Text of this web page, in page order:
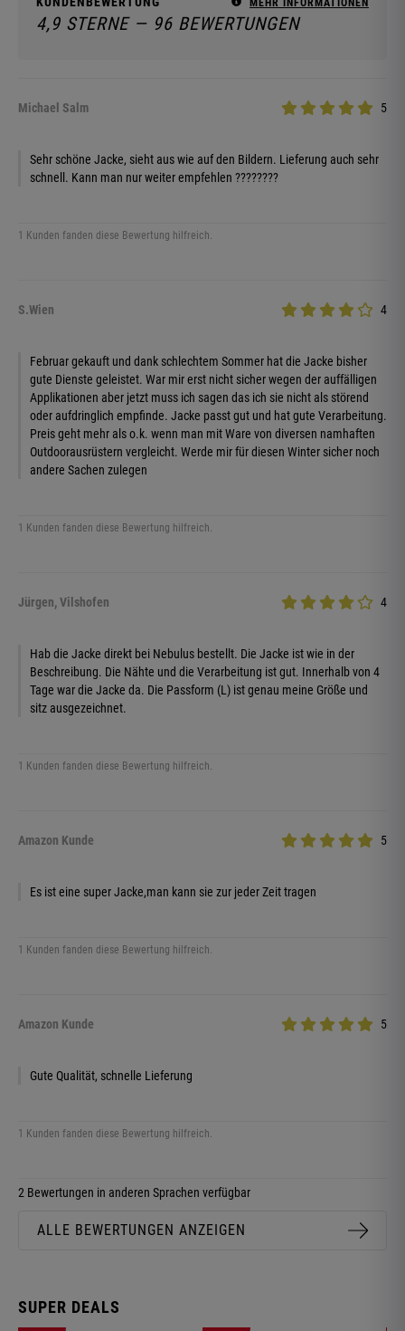
MEHR INFORMATIONEN
4,9 STERNE — 96 BEWERTUNGEN
Michael Salm 5
Sehr schöne Jacke, sieht aus wie auf den Bildern. Lieferung auch sehr
schnell. Kann man nur weiter empfehlen ????????
1 Kunden fanden diese Bewertung hilfreich.
S.Wien 4
Februar gekauft und dank schlechtem Sommer hat die Jacke bisher
gute Dienste geleistet. War mir erst nicht sicher wegen der auffälligen
Applikationen aber jetzt muss ich sagen das ich sie nicht als störend
oder aufdringlich empfinde. Jacke passt gut und hat gute Verarbeitung.
Preis geht mehr als o.k. wenn man mit Ware von diversen namhaften
Outdoorausrüstern vergleicht. Werde mir für diesen Winter sicher noch
andere Sachen zulegen
1 Kunden fanden diese Bewertung hilfreich.
Jürgen, Vilshofen 4
Hab die Jacke direkt bei Nebulus bestellt. Die Jacke ist wie in der
Beschreibung. Die Nähte und die Verarbeitung ist gut. Innerhalb von 4
Tage war die Jacke da. Die Passform (L) ist genau meine Größe und
sitz ausgezeichnet.
1 Kunden fanden diese Bewertung hilfreich.
Amazon Kunde 5
Es ist eine super Jacke,man kann sie zur jeder Zeit tragen
1 Kunden fanden diese Bewertung hilfreich.
Amazon Kunde 5
Gute Qualität, schnelle Lieferung
1 Kunden fanden diese Bewertung hilfreich.
2 Bewertungen in anderen Sprachen verfügbar
ALLE BEWERTUNGEN ANZEIGEN
SUPER DEALS